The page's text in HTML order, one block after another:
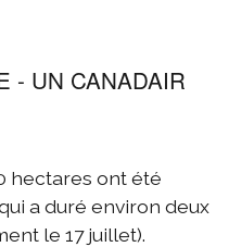
- UN CANADAIR
hectares ont été
a duré environ deux
le 17 juillet).